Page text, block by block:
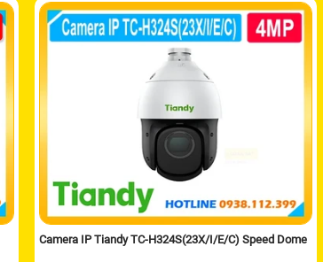
Camera IP Tiandy TC-H324S(23X/I/E/C) Speed Dome